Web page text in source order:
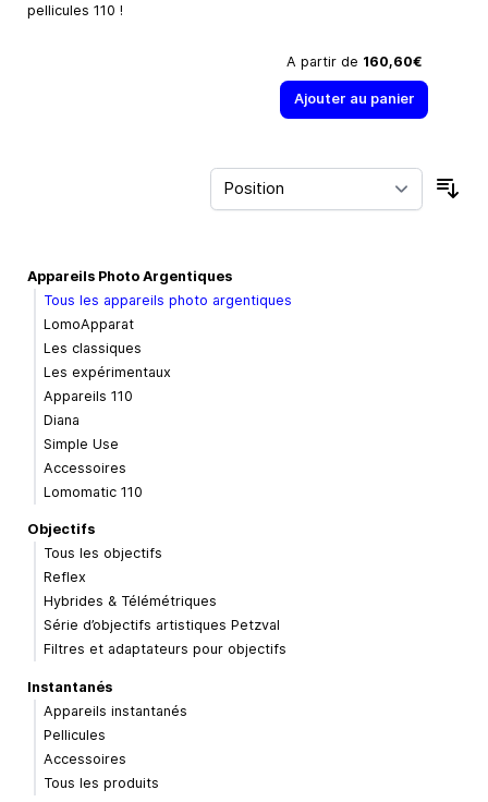
pellicules 110 !
A partir de 160,60€
Ajouter au panier
Appareils Photo Argentiques
Tous les appareils photo argentiques
LomoApparat
Les classiques
Les expérimentaux
Appareils 110
Diana
Simple Use
Accessoires
Lomomatic 110
Objectifs
Tous les objectifs
Reflex
Hybrides & Télémétriques
Série d’objectifs artistiques Petzval
Filtres et adaptateurs pour objectifs
Instantanés
Appareils instantanés
Pellicules
Accessoires
Tous les produits